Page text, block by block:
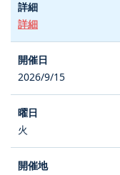
詳細
2026/9/15
火